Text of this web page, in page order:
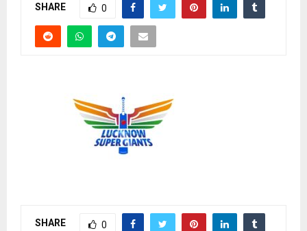
SHARE 0
SHARE 0